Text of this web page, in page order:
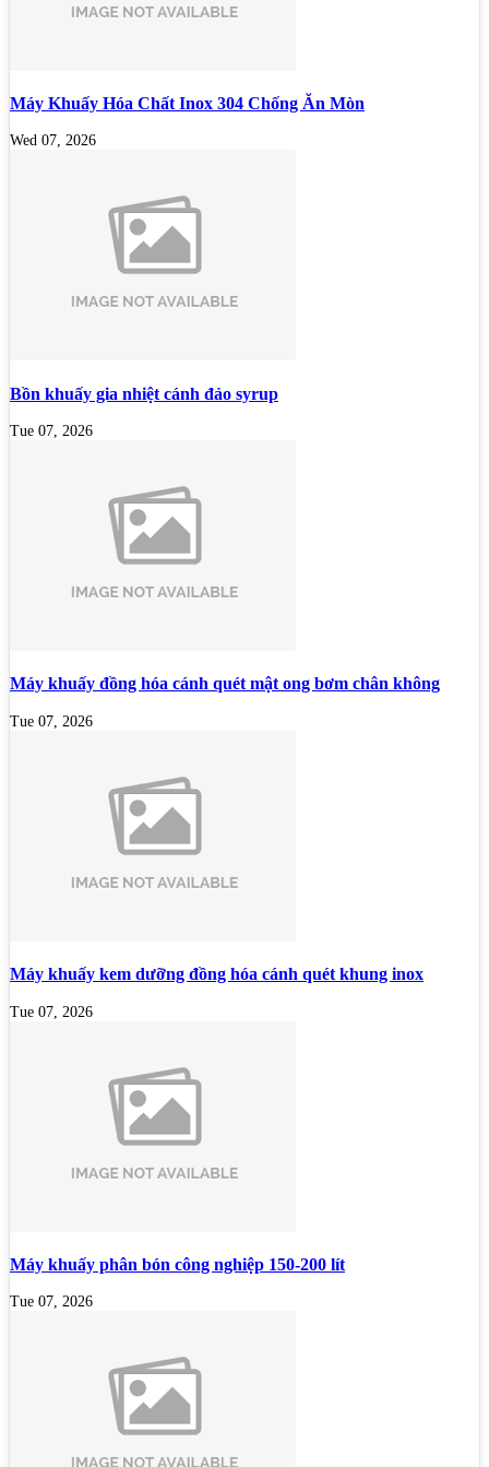
Máy Khuấy Hóa Chất Inox 304 Chống Ăn Mòn
Wed 07, 2026
Bồn khuấy gia nhiệt cánh đảo syrup
Tue 07, 2026
Máy khuấy đồng hóa cánh quét mật ong bơm chân không
Tue 07, 2026
Máy khuấy kem dưỡng đồng hóa cánh quét khung inox
Tue 07, 2026
Máy khuấy phân bón công nghiệp 150-200 lít
Tue 07, 2026